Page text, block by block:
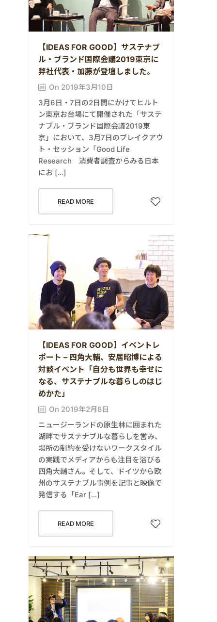
【IDEAS FOR GOOD】サステナブ
ル・ブランド国際会議2019東京に
弊社代表・加藤が登壇しました。
On 2019年3月10日
3月6日・7日の2日間にかけてヒルト
ン東京お台場にて開催された「サステ
ナブル・ブランド国際会議2019東
京」において、3月7日のブレイクアウ
ト・セッション「Good Life
Research 消費者調査からみる日本
にお […]
READ MORE
【IDEAS FOR GOOD】イベントレ
ポート – 四角大輔、安居昭博による
対談イベント「自分も世界も幸せに
なる、サステナブルな暮らしのはじ
めかた」
On 2019年2月8日
ニュージーランドの原生林に囲まれた
湖畔でサステナブルな暮らしを営み、
場所の制約を受けないワークスタイル
の実践でメディアからも注目を浴びる
四角大輔さん。そして、ドイツから欧
州のサステナブル事例を記事と映像で
発信する「Ear […]
READ MORE